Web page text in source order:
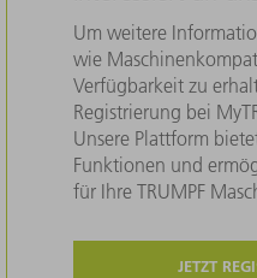
Um weitere
wie
Verfügbarkeit zu
Registrierung bei
Unsere Plattform
Funktionen und
für Ihre TRUMPF
JETZT